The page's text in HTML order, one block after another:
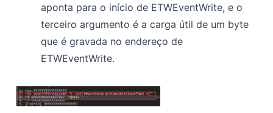
aponta para o início de ETWEventWrite, e o
terceiro argumento é a carga útil de um byte
que é gravada no endereço de
ETWEventWrite.